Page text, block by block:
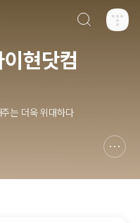
현닷컴
는 더욱 위대하다